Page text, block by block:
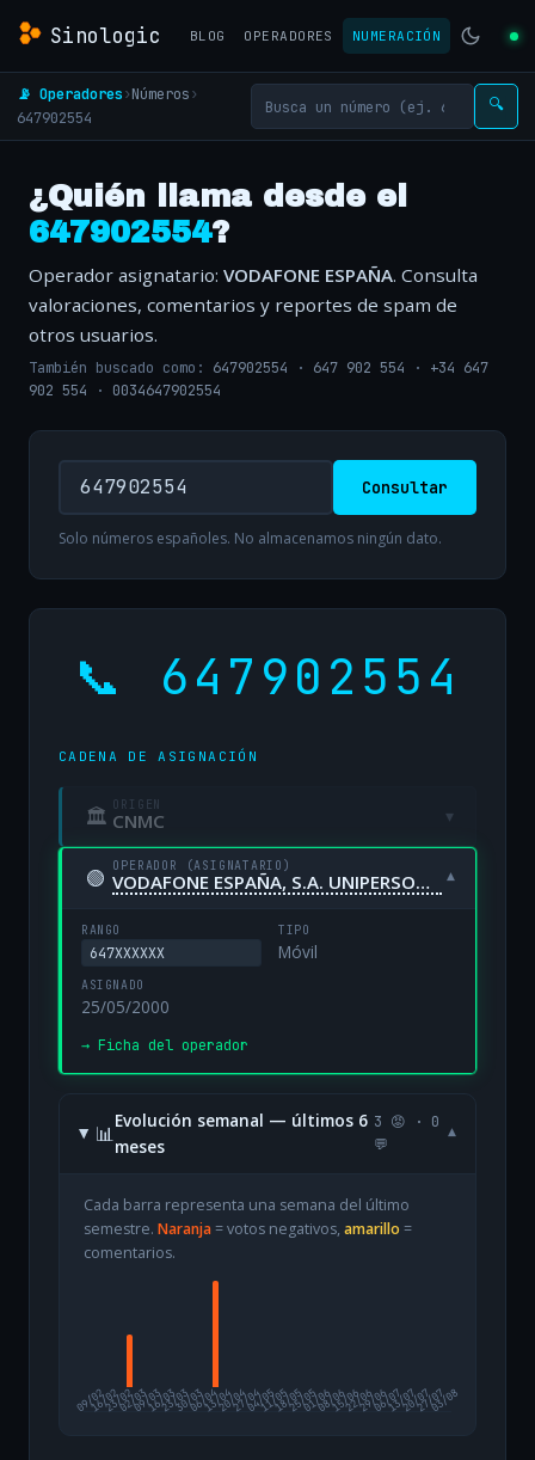
Sinologic BLOG OPERADORES NUMERACIÓN
📡 Operadores›Números›
647902554
🔍
¿Quién llama desde el
647902554?
Operador asignatario: VODAFONE ESPAÑA. Consulta
valoraciones, comentarios y reportes de spam de
otros usuarios.
También buscado como: 647902554 · 647 902 554 · +34 647
902 554 · 0034647902554
Consultar
Solo números españoles. No almacenamos ningún dato.
📞 647902554
CADENA DE ASIGNACIÓN
🏛 ORIGEN
CNMC ▾
🟢 OPERADOR (ASIGNATARIO)
VODAFONE ESPAÑA, S.A. UNIPERSONAL ▾
RANGO
647XXXXXX
TIPO
Móvil
ASIGNADO
25/05/2000
→ Ficha del operador
📊
Evolución semanal — últimos 6
meses
3 😡 · 0
💬
▾
Cada barra representa una semana del último
semestre. Naranja= votos negativos, amarillo =
comentarios.
09/02
16/0223/0202/0309/0316/0323/0330/0306/0413/0420/0427/0404/0511/0518/0525/0501/0608/0615/0622/0629/0606/0713/0720/0727/07
03/08